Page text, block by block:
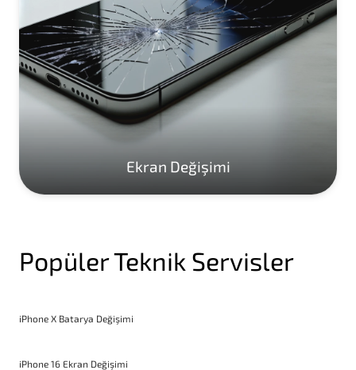
Ekran Değişimi
Popüler Teknik Servisler
iPhone X Batarya Değişimi
iPhone 16 Ekran Değişimi